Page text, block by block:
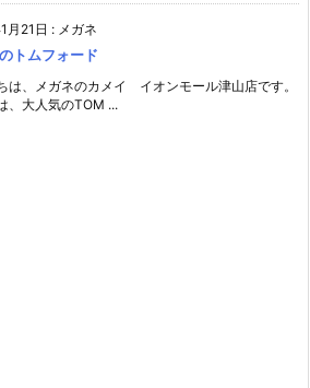
月21日 : メガネ
トムフォード
は、メガネのカメイ イオンモール津山店です。
、大人気のTOM ...